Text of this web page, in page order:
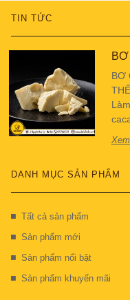
TIN TỨC
BƠ
DANH MỤC SẢN PHẨM
Tất cả sản phẩm
Sản phẩm mới
Sản phẩm nổi bật
Sản phẩm khuyến mãi